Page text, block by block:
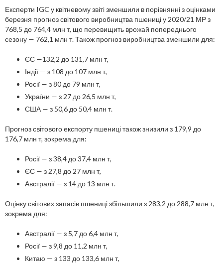
Експерти IGC у квітневому звіті зменшили в порівнянні з оцінками
березня прогноз світового виробництва пшениці у 2020/21 МР з
768,5 до 764,4 млн т, що перевищить врожай попереднього
сезону — 762,1 млн т. Також прогноз виробництва зменшили для:
ЄС —132,2 до 131,7 млн т,
Індії — з 108 до 107 млн т,
Росії — з 80 до 79 млн т,
України — з 27 до 26,5 млн т,
США — з 50,6 до 50,4 млн т.
Прогноз світового експорту пшениці також знизили з 179,9 до
176,7 млн т, зокрема для:
Росії — з 38,4 до 37,4 млн т,
ЄС — з 27,8 до 27 млн т,
Австралії — з 14 до 13 млн т.
Оцінку світових запасів пшениці збільшили з 283,2 до 288,7 млн т,
зокрема для:
Австралії — з 5,7 до 6,4 млн т,
Росії — з 9,8 до 11,2 млн т,
Китаю — з 133 до 133,6 млн т,